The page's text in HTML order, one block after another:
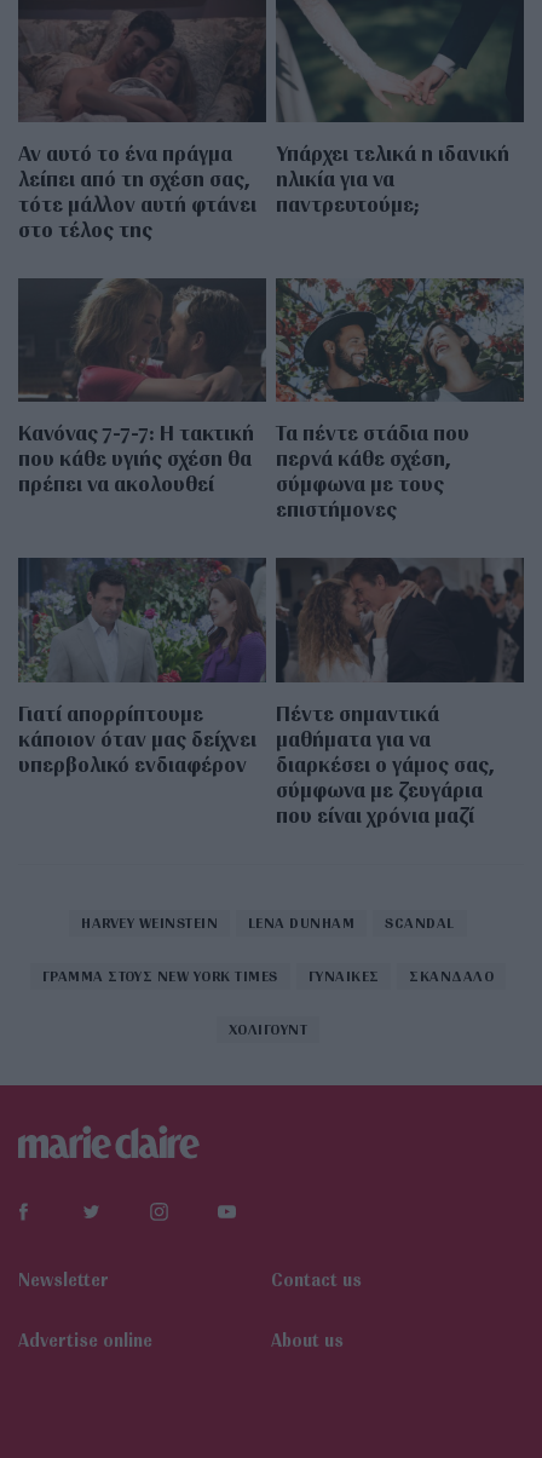
Αν αυτό το ένα πράγμα
λείπει από τη σχέση σας,
τότε μάλλον αυτή φτάνει
στο τέλος της
Υπάρχει τελικά η ιδανική
ηλικία για να
παντρευτούμε;
Κανόνας 7-7-7: Η τακτική
που κάθε υγιής σχέση θα
πρέπει να ακολουθεί
Τα πέντε στάδια που
περνά κάθε σχέση,
σύμφωνα με τους
επιστήμονες
Γιατί απορρίπτουμε
κάποιον όταν μας δείχνει
υπερβολικό ενδιαφέρον
Πέντε σημαντικά
μαθήματα για να
διαρκέσει ο γάμος σας,
σύμφωνα με ζευγάρια
που είναι χρόνια μαζί
HARVEY WEINSTEIN LENA DUNHAM SCANDAL
ΓΡΑΜΜΑ ΣΤΟΥΣ NEW YORK TIMES ΓΥΝΑΙΚΕΣ ΣΚΑΝΔΑΛΟ
ΧΟΛΙΓΟΥΝΤ
Newsletter Contact us
Αdvertise online About us